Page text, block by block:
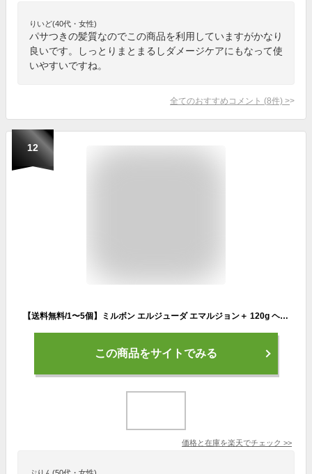
りいど(40代・女性)
パサつきの髪質なのでこの商品を利用していますがかなり
良いです。しっとりまとまるしダメージケアにもなって使
いやすいですね。
全てのおすすめコメント (8件) >
12
【送料無料/1〜5個】ミルボン エルジューダ エマルジョン＋ 120g ヘアケア スタイリング ミルク エマルジョン プラス 洗い流さないトリートメント ヘアミルク トリートメント サロン専売品 美容室専売 ディーセス ランキング1位
この商品をサイトでみる
価格と在庫を楽天でチェック >>